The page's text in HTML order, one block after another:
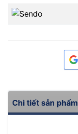
Chi tiết sản phẩm